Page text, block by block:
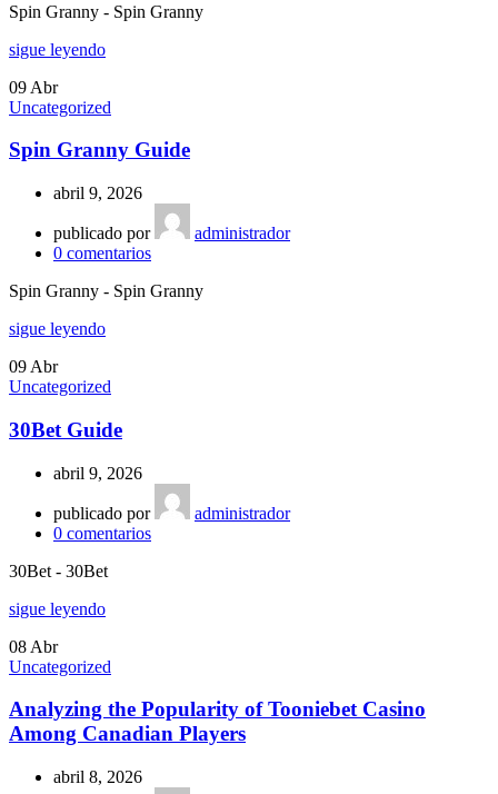
Spin Granny - Spin Granny
sigue leyendo
09 Abr
Uncategorized
Spin Granny Guide
abril 9, 2026
publicado por
administrador
0 comentarios
Spin Granny - Spin Granny
sigue leyendo
09 Abr
Uncategorized
30Bet Guide
abril 9, 2026
publicado por
administrador
0 comentarios
30Bet - 30Bet
sigue leyendo
08 Abr
Uncategorized
Analyzing the Popularity of Tooniebet Casino
Among Canadian Players
abril 8, 2026